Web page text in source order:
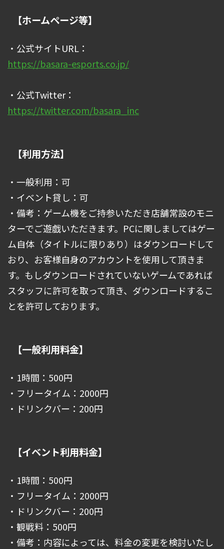
【ホームページ等】
・公式サイトURL：
https://basara-esports.co.jp/
・公式Twitter：
https://twitter.com/basara_inc
【利用方法】
・一般利用：可
・イベント貸し：可
・備考：ゲーム機をご持参いただき店舗常設のモニ
ターでご遊戯いただきます。PCに関しましてはゲー
ム自体（タイトルに限りあり）はダウンロードして
おり、お客様自身のアカウントを使用して頂きま
す。もしダウンロードされていないゲームであれば
スタッフに許可を取って頂き、ダウンロードするこ
とを許可しております。
【一般利用料金】
・1時間：500円
・フリータイム：2000円
・ドリンクバー：200円
【イベント利用料金】
・1時間：500円
・フリータイム：2000円
・ドリンクバー：200円
・観戦料：500円
・備考：内容によっては、料金の変更を検討いたし